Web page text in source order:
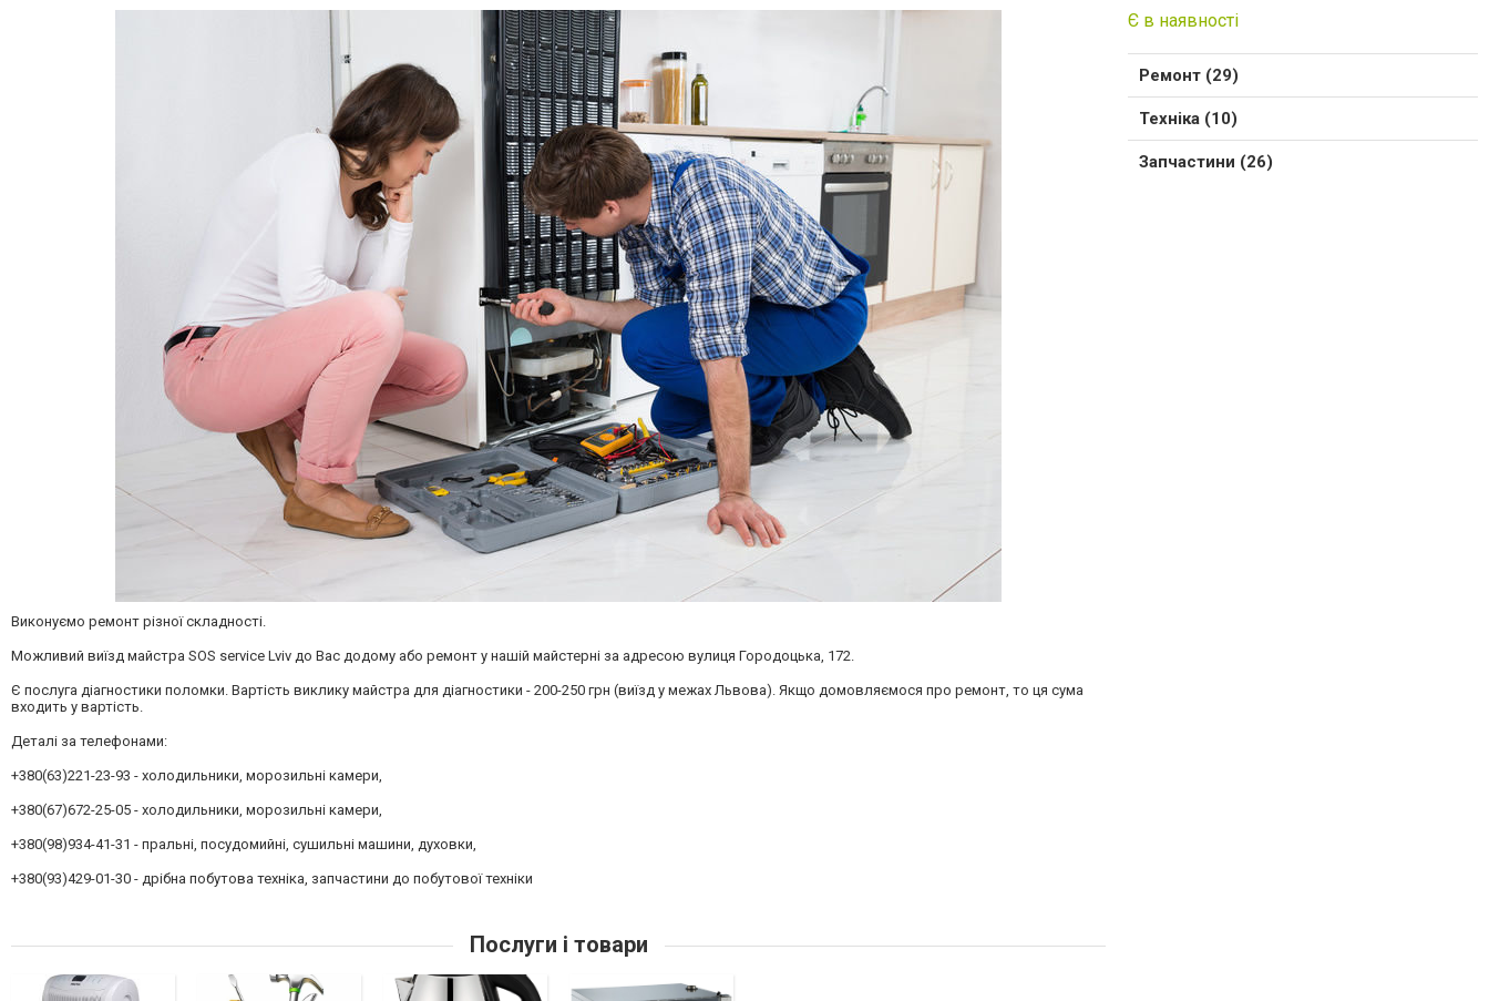
Виконуємо ремонт різної складності.
Можливий виїзд майстра SOS service Lviv до Вас додому або ремонт у нашій майстерні за адресою вулиця Городоцька, 172.
Є послуга діагностики поломки. Вартість виклику майстра для діагностики - 200-250 грн (виїзд у межах Львова). Якщо домовляємося про ремонт, то ця сума
входить у вартість.
Деталі за телефонами:
+380(63)221-23-93 - холодильники, морозильні камери,
+380(67)672-25-05 - холодильники, морозильні камери,
+380(98)934-41-31 - пральні, посудомийні, сушильні машини, духовки,
+380(93)429-01-30 - дрібна побутова техніка, запчастини до побутової техніки
Є в наявності
Ремонт (29)
Техніка (10)
Запчастини (26)
Послуги і товари